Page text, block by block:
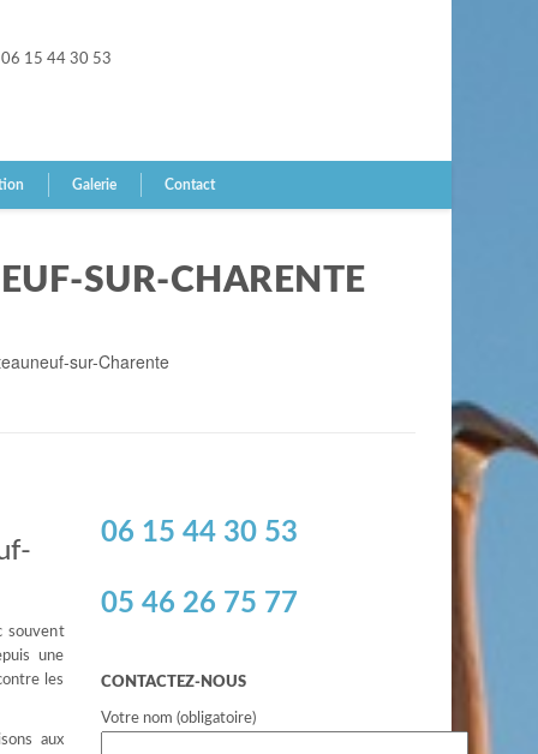
06 15 44 30 53
Galerie Contact
SUR-CHARENTE
sur-Charente
souvent
une
les
aux
06 15 44 30 53
05 46 26 75 77
CONTACTEZ-NOUS
Votre nom (obligatoire)